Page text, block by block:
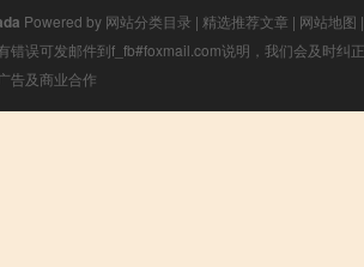
Powered by 网站分类目录 | 精选推荐文章 | 网站地图 |
错误可发邮件到f_fb#foxmail.com说明，我们会及时纠
告及商业合作